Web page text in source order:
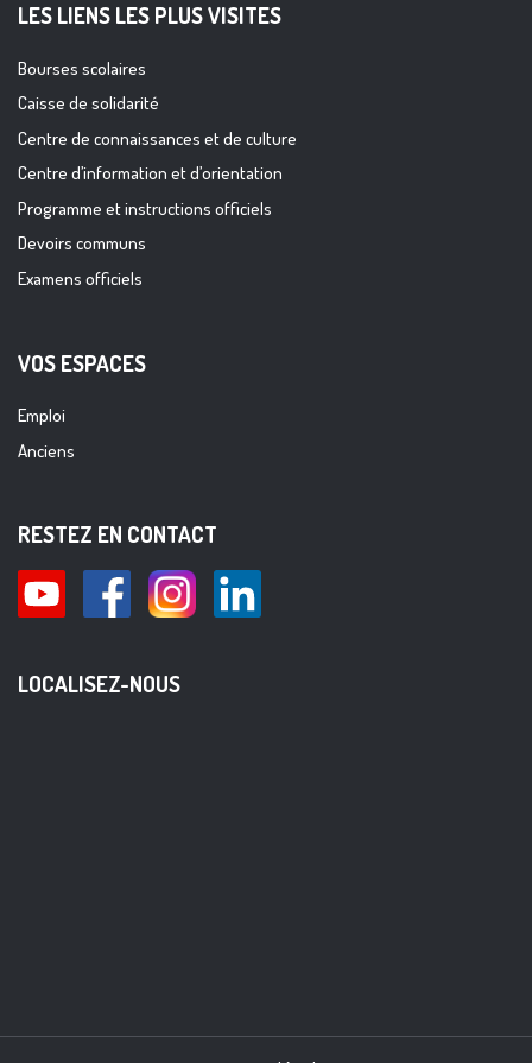
LES LIENS LES PLUS VISITES
Bourses scolaires
Caisse de solidarité
Centre de connaissances et de culture
Centre d’information et d’orientation
Programme et instructions officiels
Devoirs communs
Examens officiels
VOS ESPACES
Emploi
Anciens
RESTEZ EN CONTACT
LOCALISEZ-NOUS